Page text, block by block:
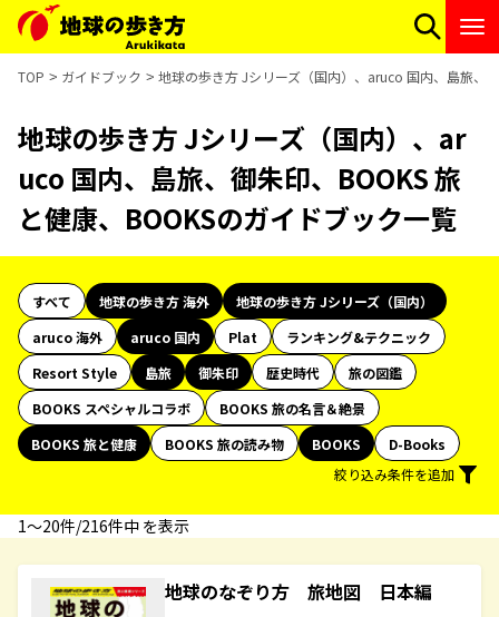
TOP ガイドブック 地球の歩き方 Jシリーズ（国内）、aruco 国内、島旅、
地球の歩き方 Jシリーズ（国内）、ar
uco 国内、島旅、御朱印、BOOKS 旅
と健康、BOOKSのガイドブック一覧
すべて 地球の歩き方 海外
地球の歩き方 Jシリーズ（国内）
aruco 海外
aruco 国内 Plat
ランキング&テクニック
Resort Style
島旅 御朱印 歴史時代
旅の図鑑
BOOKS スペシャルコラボ
BOOKS 旅の名言＆絶景
BOOKS 旅と健康
BOOKS 旅の読み物 BOOKS
D-Books
絞り込み条件を追加
1〜20件/216件中 を表示
地球のなぞり方 旅地図 日本編